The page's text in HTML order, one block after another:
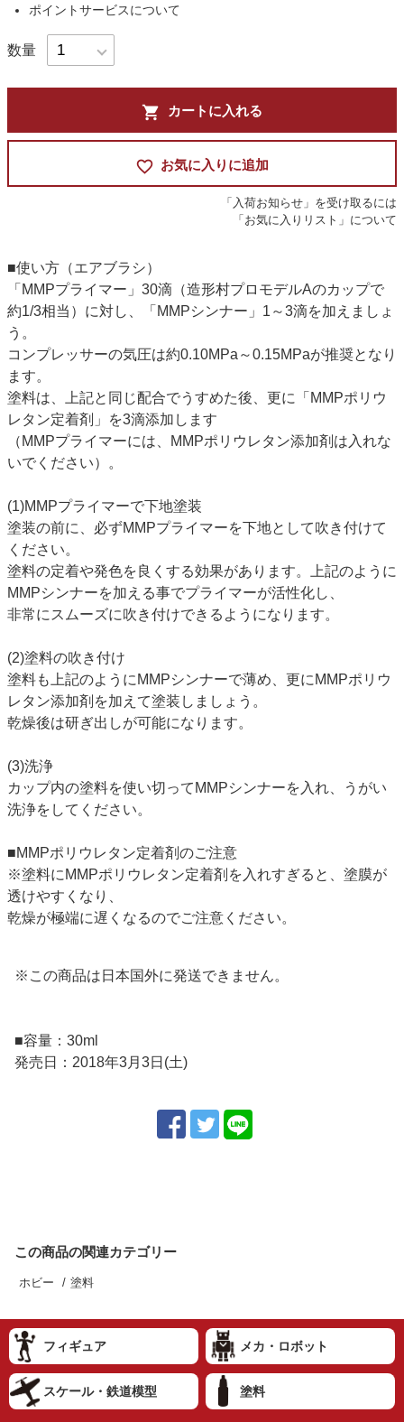
ポイントサービスについて
数量
shopping_cart カートに入れる
favorite_border お気に入りに追加
「入荷お知らせ」を受け取るには
「お気に入りリスト」について
■使い方（エアブラシ）
「MMPプライマー」30滴（造形村プロモデルAのカップで
約1/3相当）に対し、「MMPシンナー」1～3滴を加えましょ
う。
コンプレッサーの気圧は約0.10MPa～0.15MPaが推奨となり
ます。
塗料は、上記と同じ配合でうすめた後、更に「MMPポリウ
レタン定着剤」を3滴添加します
（MMPプライマーには、MMPポリウレタン添加剤は入れな
いでください）。
(1)MMPプライマーで下地塗装
塗装の前に、必ずMMPプライマーを下地として吹き付けて
ください。
塗料の定着や発色を良くする効果があります。上記のように
MMPシンナーを加える事でプライマーが活性化し、
非常にスムーズに吹き付けできるようになります。
(2)塗料の吹き付け
塗料も上記のようにMMPシンナーで薄め、更にMMPポリウ
レタン添加剤を加えて塗装しましょう。
乾燥後は研ぎ出しが可能になります。
(3)洗浄
カップ内の塗料を使い切ってMMPシンナーを入れ、うがい
洗浄をしてください。
■MMPポリウレタン定着剤のご注意
※塗料にMMPポリウレタン定着剤を入れすぎると、塗膜が
透けやすくなり、
乾燥が極端に遅くなるのでご注意ください。
※この商品は日本国外に発送できません。
■容量：30ml
発売日：2018年3月3日(土)
この商品の関連カテゴリー
ホビー 塗料
フィギュア メカ・ロボット
スケール・鉄道模型 塗料